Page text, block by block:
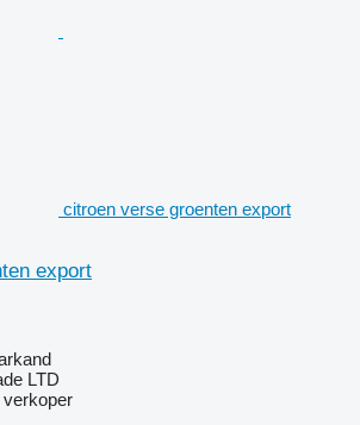
citroen verse groenten export
export
LTD